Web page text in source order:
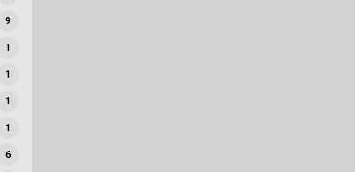
9
1
1
1
1
6